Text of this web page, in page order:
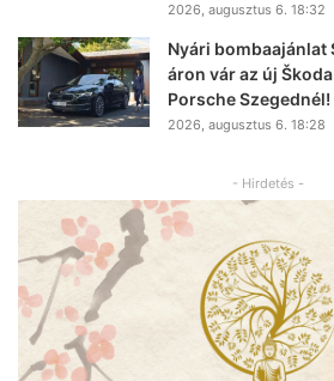
2026, augusztus 6. 18:32
Nyári bombaajánlat
áron vár az új
Porsche Szegednél!
2026, augusztus 6. 18:28
- Hirdetés -